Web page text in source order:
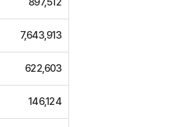
7,643,913
622,603
146,124